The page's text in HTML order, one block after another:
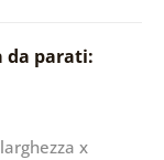
da parati:
x